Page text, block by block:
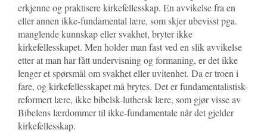
erkjenne og praktisere kirkefellesskap. En avvikelse fra en
eller annen ikke-fundamental lære, som skjer ubevisst pga.
manglende kunnskap eller svakhet, bryter ikke
kirkefellesskapet. Men holder man fast ved en slik avvikelse
etter at man har fått undervisning og formaning, er det ikke
lenger et spørsmål om svakhet eller uvitenhet. Da er troen i
fare, og kirkefellesskapet må brytes. Det er fundamentalistisk-
reformert lære, ikke bibelsk-luthersk lære, som gjør visse av
Bibelens lærdommer til ikke-fundamentale når det gjelder
kirkefellesskap.